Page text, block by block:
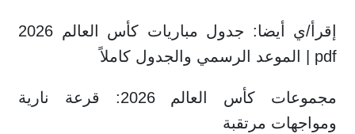
إقرأ/ي أيضا: جدول مباريات كأس العالم 2026
pdf | الموعد الرسمي والجدول كاملاً
مجموعات كأس العالم 2026: قرعة نارية
ومواجهات مرتقبة